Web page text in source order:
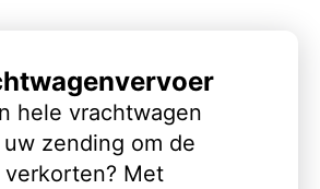
hele vrachtwagen
zending om de
Met